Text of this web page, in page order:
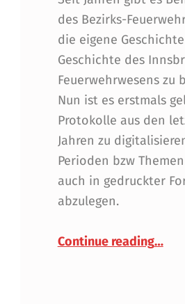
des Bezirks-
die eigene
Geschichte des
Feuerwehrwesens zu
Nun ist es erstmals
Protokolle aus den
Jahren zu
Perioden bzw
auch in gedruckter
abzulegen.
Continue reading…